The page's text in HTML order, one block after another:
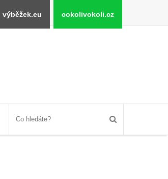
výběžek.eu cokolivokoli.cz